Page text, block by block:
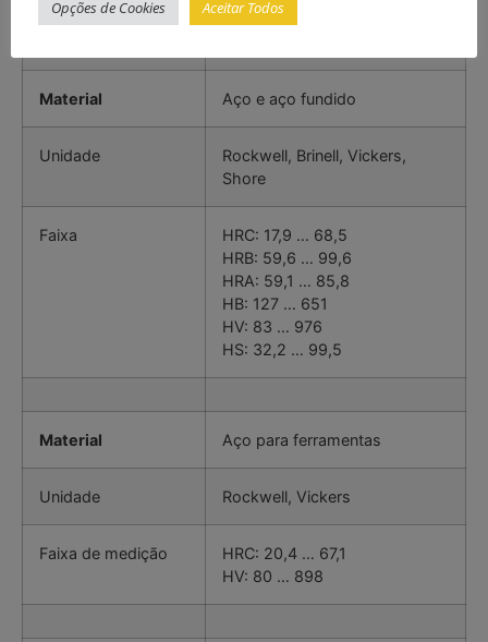
Peso 160 g
Material Aço e aço fundido
Unidade
Rockwell, Brinell, Vickers,
Shore
Faixa
HRC: 17,9 … 68,5
HRB: 59,6 … 99,6
HRA: 59,1 … 85,8
HB: 127 … 651
HV: 83 … 976
HS: 32,2 … 99,5
Material Aço para ferramentas
Unidade Rockwell, Vickers
Faixa de medição
HRC: 20,4 … 67,1
HV: 80 … 898
Opções de Cookies Aceitar Todos